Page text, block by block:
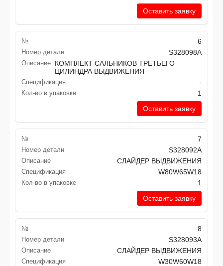
Оставить заявку
№ 6
Номер детали S328098A
Описание КОМПЛЕКТ САЛЬНИКОВ ТРЕТЬЕГО
ЦИЛИНДРА ВЫДВИЖЕНИЯ
Спецификация -
Кол-во в упаковке
1
Оставить заявку
№ 7
Номер детали S328092A
Описание СЛАЙДЕР ВЫДВИЖЕНИЯ
Спецификация W80W65W18
Кол-во в упаковке
1
Оставить заявку
№ 8
Номер детали S328093A
Описание СЛАЙДЕР ВЫДВИЖЕНИЯ
Спецификация W30W60W18